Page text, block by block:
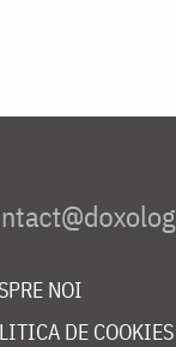
NOI
DE COOKIES